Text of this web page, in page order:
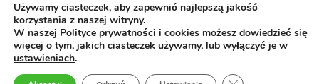
katalogach internetowych, bibliotecznych (OPAC) oraz materiałach promujących
legalną dystrybucję książek. Usunięcie materiału z ww. strony internetowej,
równoznaczne jest z cofnięciem udzielonej zgody.
Używamy ciasteczek, aby zapewnić najlepszą jakość
korzystania z naszej witryny.
W naszej Polityce prywatności i cookies możesz dowiedzieć się
więcej o tym, jakich ciasteczek używamy, lub wyłączyć je w
ustawieniach.